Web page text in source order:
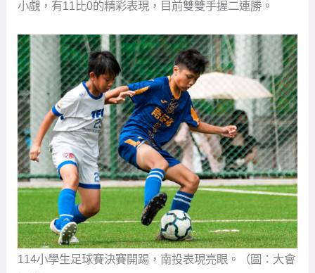
114小學生足球賽決賽開踢，南投表現亮眼。（圖：大會
提供）
國小組賽事於29日開跑，戰況同樣激烈。在國男中低年
級組，賽前喊出目標前四的新北自強國小，先後對陣高
雄後勁國小、金門金湖國小，都打得相當驚險，分別以5